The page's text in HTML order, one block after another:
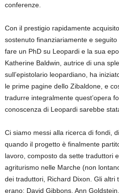
conferenze.
Con il prestigio rapidamente
sostenuto finanziariamente e
fare un PhD su Leopardi e la sua
Katherine Baldwin, autrice di una
sull’epistolario leopardiano, ha
le prime pagine dello Zibaldone, e
tradurre integralmente quest’opera
conoscenza di Leopardi sarebbe
Ci siamo messi alla ricerca di fondi,
quando il progetto è finalmente
lavoro, composto da sette traduttori
agriturismo nelle Marche (non
dei traduttori, Richard Dixon. Gli altri
erano: David Gibbons, Ann